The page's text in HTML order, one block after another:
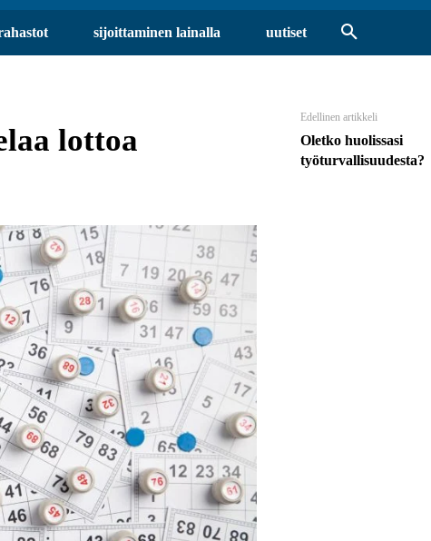
sijoittaminen lainalla uutiset
lottoa
Edellinen artikkeli
Oletko huolissasi
työturvallisuudesta?